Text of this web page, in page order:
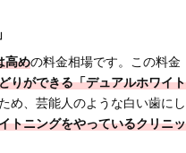
高めの料金相場です。この料金
りができる「デュアルホワイト
め、芸能人のような白い歯にし
トニングをやっているクリニッ